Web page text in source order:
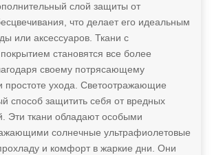
слой защиты от
что делает его идеальным
или аксессуаров. Ткани с
становятся все более
своему потрясающему
простоте ухода. Светоотражающие
способ защитить себя от вредных
Эти ткани обладают особыми
солнечные ультрафиолетовые
и комфорт в жаркие дни. Они